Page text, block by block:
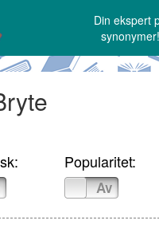
Din ekspert
synonymer!
Popularitet:
Av